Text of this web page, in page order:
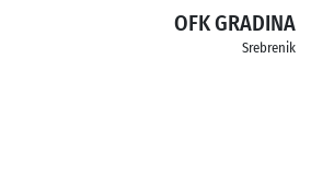
OFK GRADINA
Srebrenik